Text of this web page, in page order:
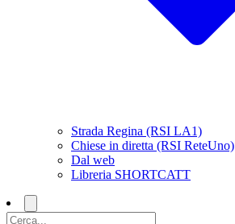
Strada Regina (RSI LA1)
Chiese in diretta (RSI ReteUno)
Dal web
Libreria SHORTCATT